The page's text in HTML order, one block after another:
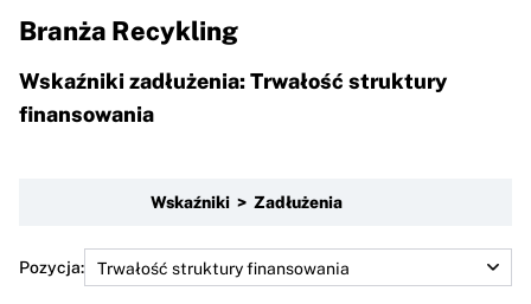
Branża Recykling
Wskaźniki zadłużenia: Trwałość struktury
finansowania
Wskaźniki > Zadłużenia
Pozycja: